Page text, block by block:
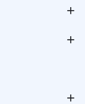
+
+
+